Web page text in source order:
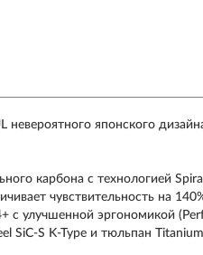
невероятного японского
карбона с технологией
чувствительность на
с улучшенной эргономикой
SiC-S K-Type и тюльпан